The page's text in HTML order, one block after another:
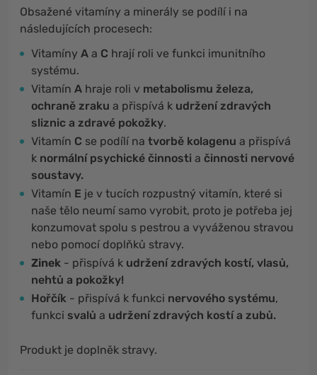
Obsažené vitamíny a minerály se podílí i na
následujících procesech:
Vitamíny A a C hrají roli ve funkci imunitního
systému.
Vitamín A hraje roli v metabolismu železa,
ochraně zraku a přispívá k udržení zdravých
sliznic a zdravé pokožky.
Vitamín C se podílí na tvorbě kolagenu a přispívá
k normální psychické činnosti a činnosti nervové
soustavy.
Vitamín E je v tucích rozpustný vitamín, které si
naše tělo neumí samo vyrobit, proto je potřeba jej
konzumovat spolu s pestrou a vyváženou stravou
nebo pomocí doplňků stravy.
Zinek - přispívá k udržení zdravých kostí, vlasů,
nehtů a pokožky!
Hořčík - přispívá k funkci nervového systému,
funkci svalů a udržení zdravých kostí a zubů.
Produkt je doplněk stravy.